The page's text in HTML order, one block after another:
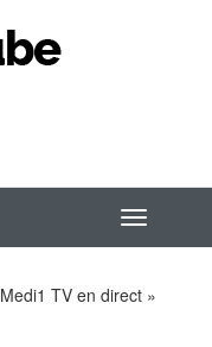
Medi1 TV en direct »